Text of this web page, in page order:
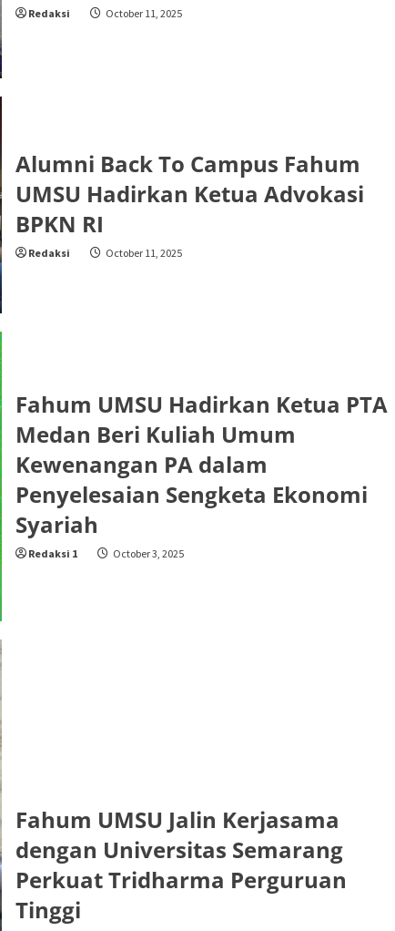
Redaksi October 11, 2025
Alumni Back To Campus Fahum
UMSU Hadirkan Ketua Advokasi
BPKN RI
Redaksi October 11, 2025
Fahum UMSU Hadirkan Ketua PTA
Medan Beri Kuliah Umum
Kewenangan PA dalam
Penyelesaian Sengketa Ekonomi
Syariah
Redaksi 1 October 3, 2025
Fahum UMSU Jalin Kerjasama
dengan Universitas Semarang
Perkuat Tridharma Perguruan
Tinggi